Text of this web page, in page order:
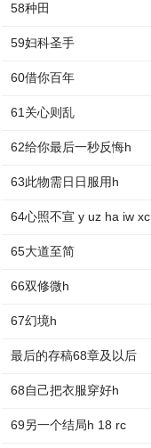
58种田
59妇科圣手
60借你百年
61关心则乱
62给你最后一秒反悔h
63此物需日日服用h
64心照不宣 y uz ha iw xc
65大道至简
66双修微h
67幻境h
最后的存稿68章及以后
68自己把衣服穿好h
69另一个结局h 18 rc